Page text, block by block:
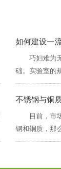
如何建设一流
巧妇难为
础。实验室
不锈钢与铜
目前，
钢和铜质，那